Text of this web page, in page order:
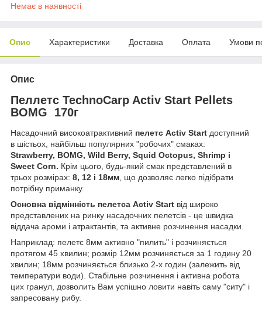
Немає в наявності
Опис Характеристики Доставка Оплата Умови
Опис
Пеллетс TechnoСarp Activ Start Pellets
BOMG 170г
Насадочний високоатрактивний пелетс Activ Start доступний
в шістьох, найбільш популярних "робочих" смаках:
Strawberry, BOMG, Wild Berry, Squid Octopus, Shrimp і
Sweet Corn. Крім цього, будь-який смак представлений в
трьох розмірах: 8, 12 і 18мм, що дозволяє легко підібрати
потрібну приманку.
Основна відмінність пелетса Activ Start від широко
представлених на ринку насадочних пелетсів - це швидка
віддача ароми і атрактантів, та активне розчинення насадки.
Наприклад: пелетс 8мм активно "пилить" і розчиняється
протягом 45 хвилин; розмір 12мм розчиняється за 1 годину 20
хвилин; 18мм розчиняється близько 2-х годин (залежить від
температури води). Стабільне розчинення і активна робота
цих гранул, дозволить Вам успішно ловити навіть саму "ситу" і
запресовану рибу.